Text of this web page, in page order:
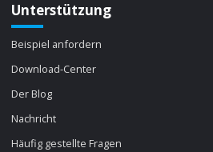
Unterstützung
Beispiel anfordern
Download-Center
Der Blog
Nachricht
Häufig gestellte Fragen